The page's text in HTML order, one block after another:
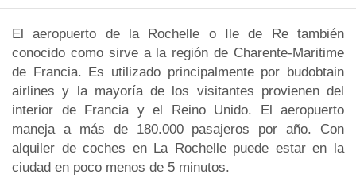
El aeropuerto de la Rochelle o Ile de Re también
conocido como sirve a la región de Charente-Maritime
de Francia. Es utilizado principalmente por budobtain
airlines y la mayoría de los visitantes provienen del
interior de Francia y el Reino Unido. El aeropuerto
maneja a más de 180.000 pasajeros por año. Con
alquiler de coches en La Rochelle puede estar en la
ciudad en poco menos de 5 minutos.